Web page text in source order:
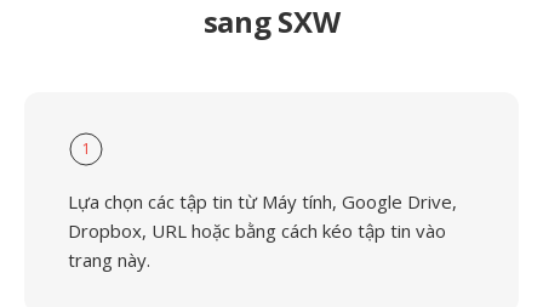
sang SXW
1
Lựa chọn các tập tin từ Máy tính, Google Drive,
Dropbox, URL hoặc bằng cách kéo tập tin vào
trang này.